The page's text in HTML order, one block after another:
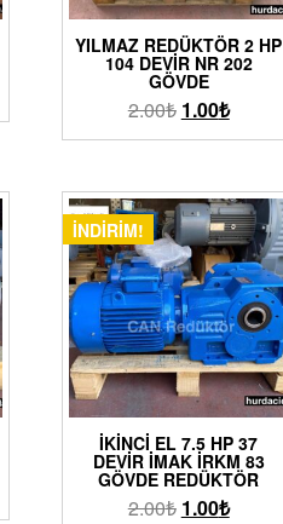
YILMAZ REDÜKTÖR 2 HP
104 DEVIR NR 202
GÖVDE
2.00₺ 1.00₺
İNDIRIM!
İKINCI EL 7.5 HP 37
DEVIR İMAK İRKM 83
GÖVDE REDÜKTÖR
2.00₺ 1.00₺